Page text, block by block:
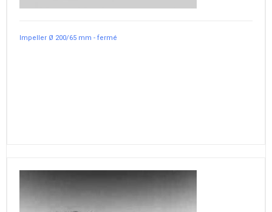
Impeller Ø 200/65 mm - fermé